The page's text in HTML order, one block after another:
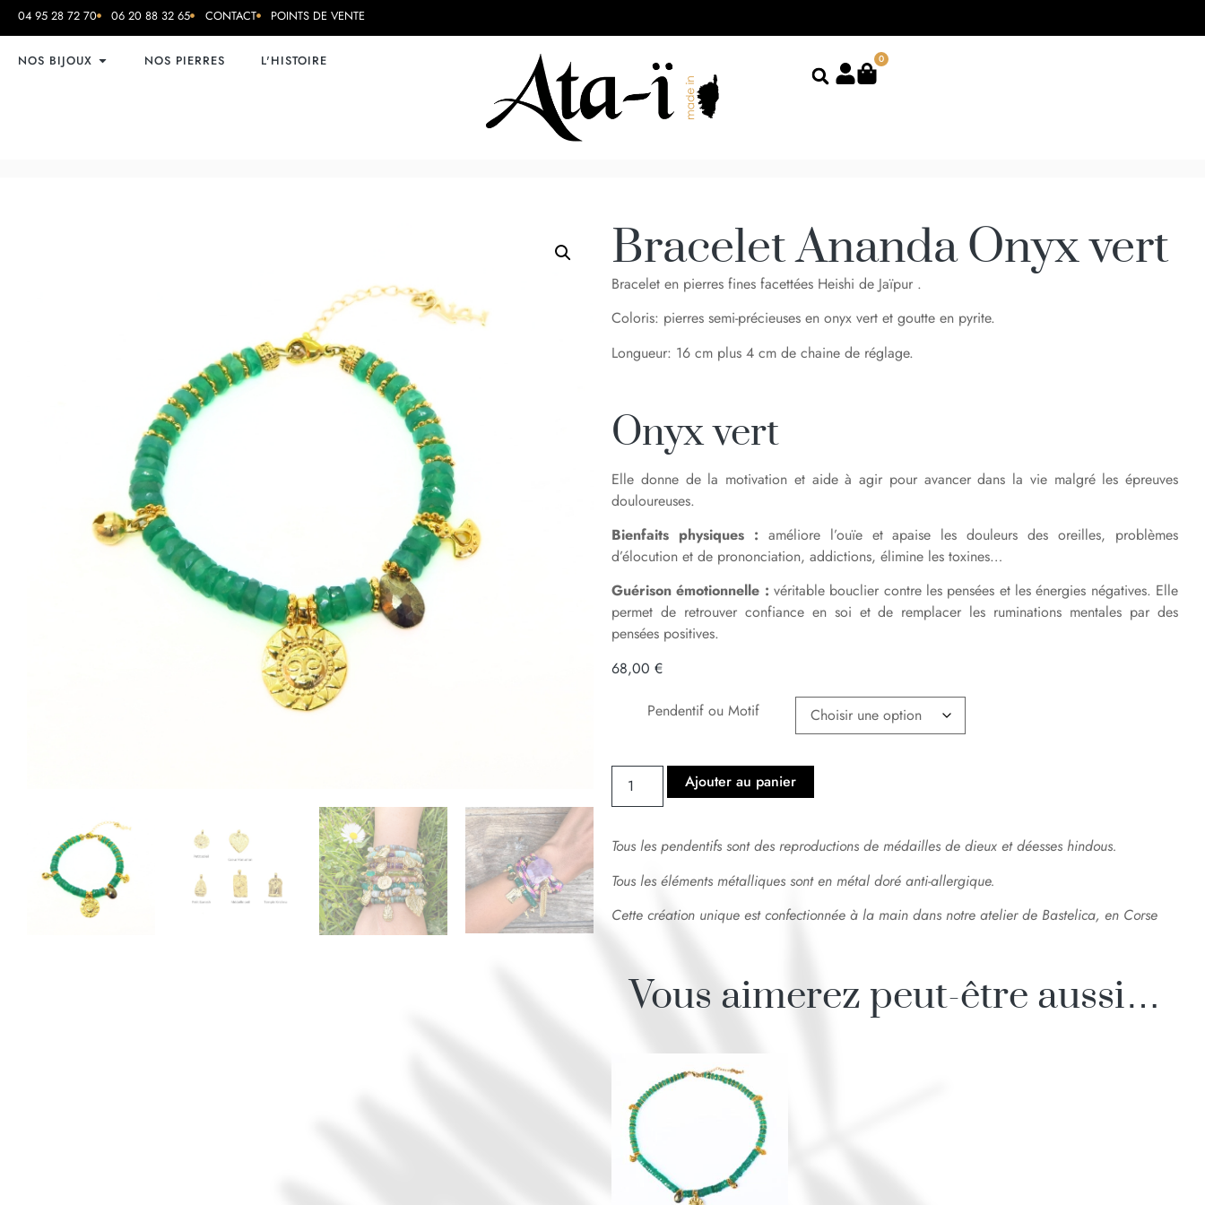
04 95 28 72 70 06 20 88 32 65 CONTACT POINTS DE VENTE
NOS BIJOUX NOS PIERRES L'HISTOIRE 0
Bracelet Ananda Onyx vert
Bracelet en pierres fines facettées Heishi de Jaïpur .
Coloris: pierres semi-précieuses en onyx vert et goutte en pyrite.
Longueur: 16 cm plus 4 cm de chaine de réglage.
Onyx vert
Elle donne de la motivation et aide à agir pour avancer dans la vie malgré les épreuves
douloureuses.
Bienfaits physiques : améliore l’ouïe et apaise les douleurs des oreilles, problèmes
d’élocution et de prononciation, addictions, élimine les toxines…
Guérison émotionnelle : véritable bouclier contre les pensées et les énergies négatives. Elle
permet de retrouver confiance en soi et de remplacer les ruminations mentales par des
pensées positives.
68,00 €
Pendentif ou Motif
Ajouter au panier
Tous les pendentifs sont des reproductions de médailles de dieux et déesses hindous.
Tous les éléments métalliques sont en métal doré anti-allergique.
Cette création unique est confectionnée à la main dans notre atelier de Bastelica, en Corse
Vous aimerez peut-être aussi…